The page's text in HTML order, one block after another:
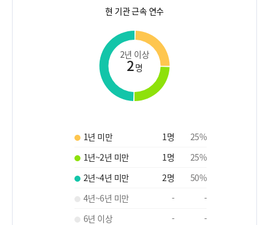
현 기관 근속 연수
2년 이상
2명
1년 미만 1명 25%
1년~2년 미만
1명 25%
2년~4년 미만
2명 50%
4년~6년 미만
-
-
6년 이상
- -